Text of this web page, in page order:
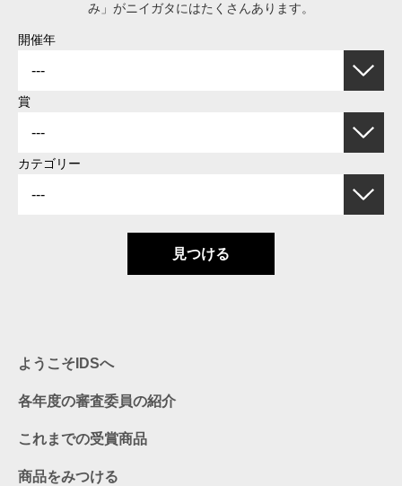
み」がニイガタにはたくさんあります。
開催年
賞
カテゴリー
見つける
ようこそIDSへ
各年度の審査委員の紹介
これまでの受賞商品
商品をみつける